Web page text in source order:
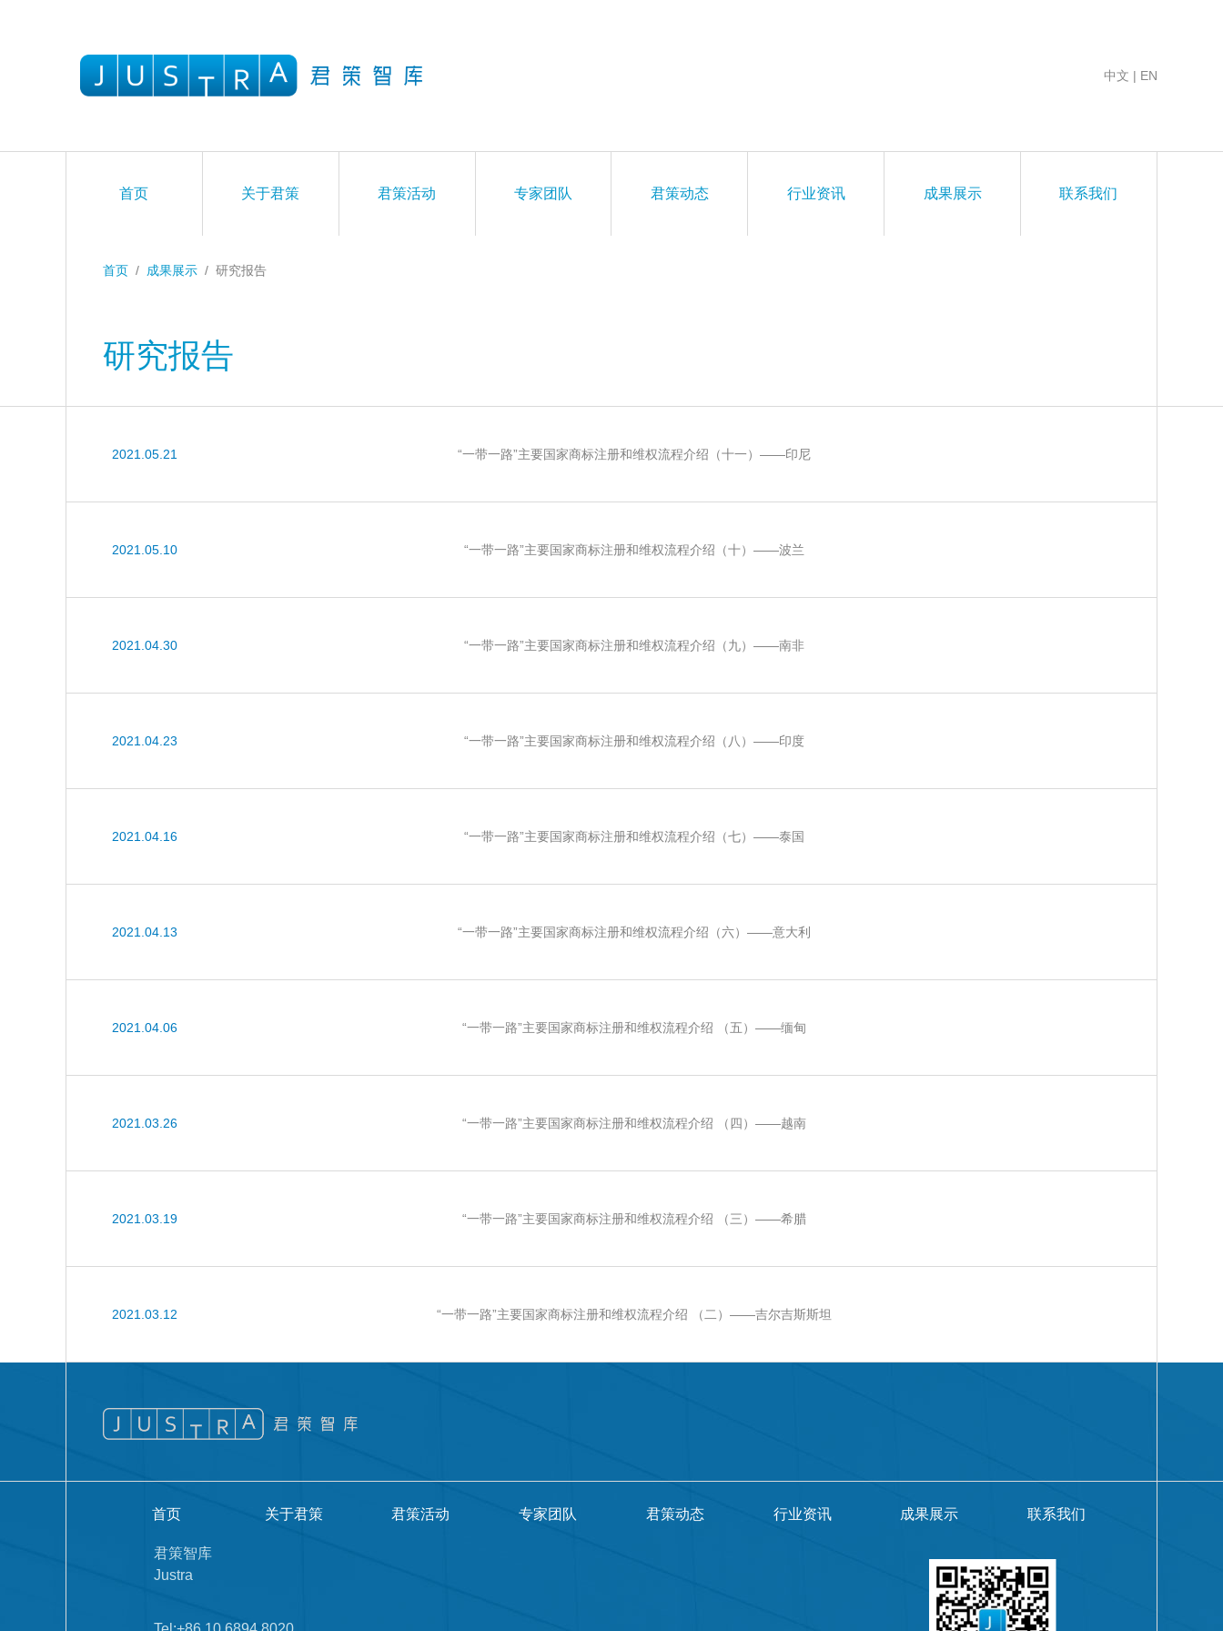
中文 | EN
首页 关于君策 君策活动 专家团队 君策动态 行业资讯 成果展示 联系我们
首页 / 成果展示 / 研究报告
研究报告
2021.05.21 “一带一路”主要国家商标注册和维权流程介绍（十一）——印尼
2021.05.10 “一带一路”主要国家商标注册和维权流程介绍（十）——波兰
2021.04.30 “一带一路”主要国家商标注册和维权流程介绍（九）——南非
2021.04.23 “一带一路”主要国家商标注册和维权流程介绍（八）——印度
2021.04.16 “一带一路”主要国家商标注册和维权流程介绍（七）——泰国
2021.04.13 “一带一路”主要国家商标注册和维权流程介绍（六）——意大利
2021.04.06 “一带一路”主要国家商标注册和维权流程介绍 （五）——缅甸
2021.03.26 “一带一路”主要国家商标注册和维权流程介绍 （四）——越南
2021.03.19 “一带一路”主要国家商标注册和维权流程介绍 （三）——希腊
2021.03.12 “一带一路”主要国家商标注册和维权流程介绍 （二）——吉尔吉斯斯坦
首页 关于君策 君策活动 专家团队 君策动态 行业资讯 成果展示 联系我们
君策智库
Justra